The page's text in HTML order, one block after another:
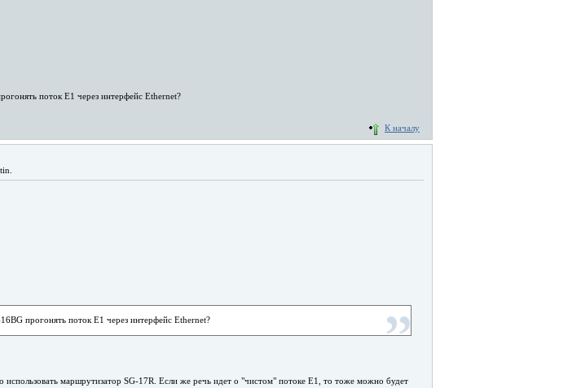
поток Е1 через интерфейс Ethernet?
К началу
прогонять поток Е1 через интерфейс Ethernet?
использовать маршрутизатор SG-17R. Если же речь идет о "чистом" потоке E1, то тоже можно будет